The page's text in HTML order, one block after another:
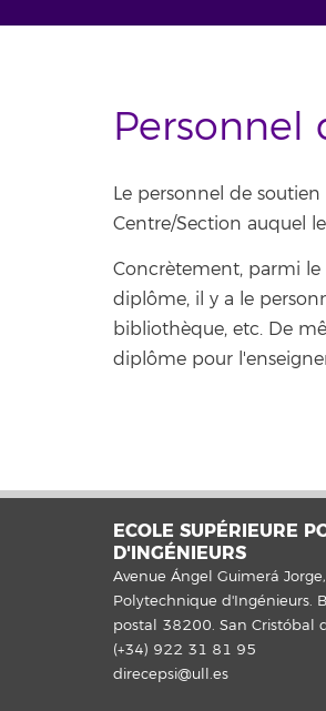
Personnel
Le personnel de
Centre/Section auquel
Concrètement, parmi
diplôme, il y a le
bibliothèque, etc. De
diplôme pour
ECOLE SUPÉRIEURE
D'INGÉNIEURS
Avenue Ángel Guimerá
Polytechnique d'Ingénieurs.
postal 38200. San Cristóbal
(+34) 922 31 81 95
direcepsi@ull.es